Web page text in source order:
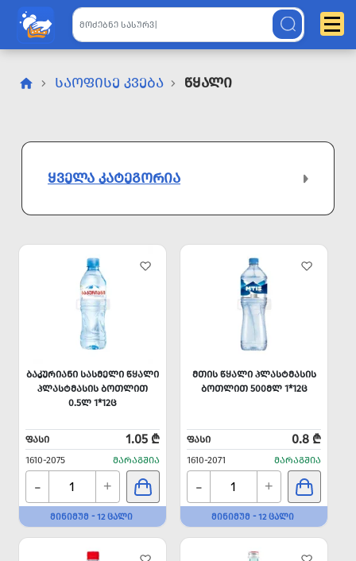
ᲡᲐᲝᲤᲘᲡᲔ ᲙᲕᲔᲑᲐ Წყალი
ᲧᲕᲔᲚᲐ ᲙᲐᲢᲔᲒᲝᲠᲘᲐ
ᲑᲐᲙᲣᲠᲘᲐᲜᲘ ᲡᲐᲡᲛᲔᲚᲘ ᲬᲧᲐᲚᲘ
ᲞᲚᲐᲡᲢᲛᲐᲡᲘᲡ ᲑᲝᲗᲚᲘᲗ
0.5Ლ 1*12Ც
ᲤᲐᲡᲘ 1.05 ₾
1610-2075 ᲛᲐᲠᲐᲒᲨᲘᲐ
- +
ᲛᲘᲜᲘᲛᲣᲛ - 12 ᲪᲐᲚᲘ
ᲛᲗᲘᲡ ᲬᲧᲐᲚᲘ ᲞᲚᲐᲡᲢᲛᲐᲡᲘᲡ
ᲑᲝᲗᲚᲘᲗ 500ᲛᲚ 1*12Ც
ᲤᲐᲡᲘ 0.8 ₾
1610-2071 ᲛᲐᲠᲐᲒᲨᲘᲐ
- +
ᲛᲘᲜᲘᲛᲣᲛ - 12 ᲪᲐᲚᲘ